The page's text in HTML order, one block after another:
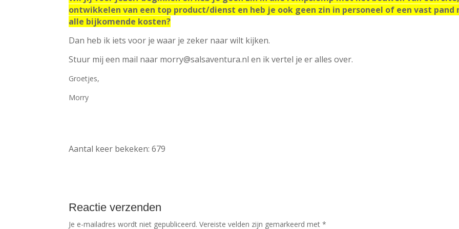
ontwikkelen van een top product/dienst en heb je ook geen zin in personeel of een vast pand
alle bijkomende kosten?
Dan heb ik iets voor je waar je zeker naar wilt kijken.
Stuur mij een mail naar morry@salsaventura.nl en ik vertel je er alles over.
Groetjes,
Morry
Aantal keer bekeken: 679
Reactie verzenden
Je e-mailadres wordt niet gepubliceerd. Vereiste velden zijn gemarkeerd met*